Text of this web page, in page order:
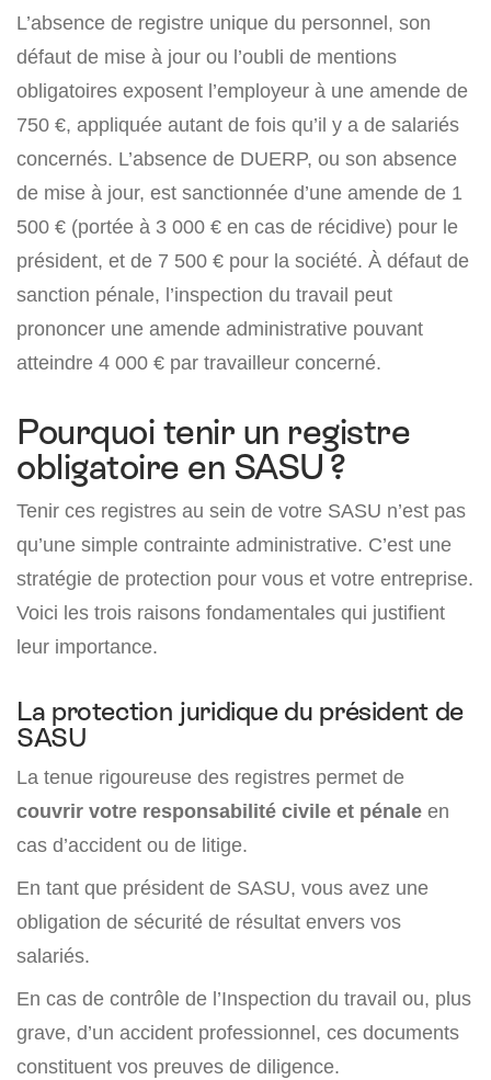
L’absence de registre unique du personnel, son
défaut de mise à jour ou l’oubli de mentions
obligatoires exposent l’employeur à une amende de
750 €, appliquée autant de fois qu’il y a de salariés
concernés. L’absence de DUERP, ou son absence
de mise à jour, est sanctionnée d’une amende de 1
500 € (portée à 3 000 € en cas de récidive) pour le
président, et de 7 500 € pour la société. À défaut de
sanction pénale, l’inspection du travail peut
prononcer une amende administrative pouvant
atteindre 4 000 € par travailleur concerné.
Pourquoi tenir un registre
obligatoire en SASU ?
Tenir ces registres au sein de votre SASU n’est pas
qu’une simple contrainte administrative. C’est une
stratégie de protection pour vous et votre entreprise.
Voici les trois raisons fondamentales qui justifient
leur importance.
La protection juridique du président de
SASU
La tenue rigoureuse des registres permet de
couvrir votre responsabilité civile et pénale en
cas d’accident ou de litige.
En tant que président de SASU, vous avez une
obligation de sécurité de résultat envers vos
salariés.
En cas de contrôle de l’Inspection du travail ou, plus
grave, d’un accident professionnel, ces documents
constituent vos preuves de diligence.